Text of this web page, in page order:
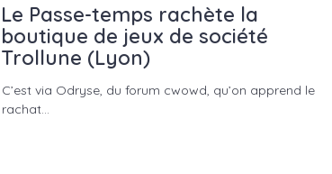
Le Passe-temps rachète la
boutique de jeux de société
Trollune (Lyon)
C’est via Odryse, du forum cwowd, qu’on apprend le
rachat…